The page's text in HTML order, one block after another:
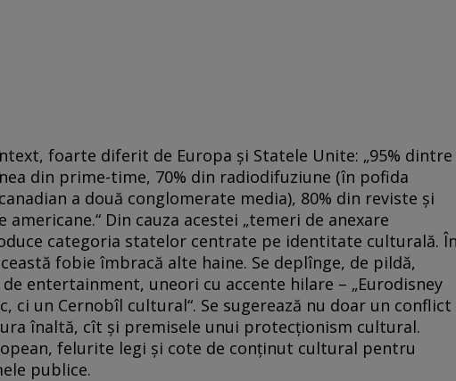
foarte diferit de Europa şi Statele Unite: „95% dintre
din prime-time, 70% din radiodifuziune (în pofida
a două conglomerate media), 80% din reviste şi
Din cauza acestei „temeri de anexare
categoria statelor centrate pe identitate culturală.
fobie îmbracă alte haine. Se deplînge, de pildă,
entertainment, uneori cu accente hilare – „Eurodisney
ci un Cernobîl cultural“. Se sugerează nu doar un conflict
înaltă, cît şi premisele unui protecţionism cultural.
felurite legi şi cote de conţinut cultural pentru
publice.